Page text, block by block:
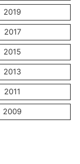
2019
2017
2015
2013
2011
2009